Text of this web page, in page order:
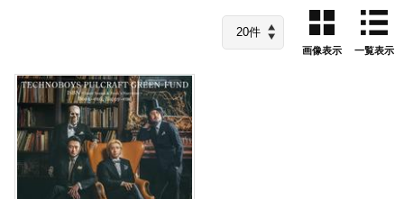
画像表示 一覧表示